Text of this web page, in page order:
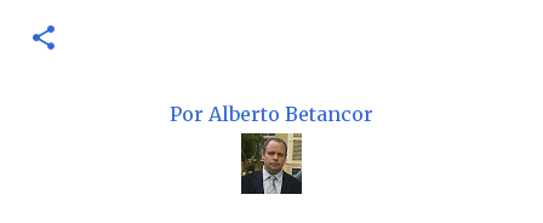
Por Alberto Betancor